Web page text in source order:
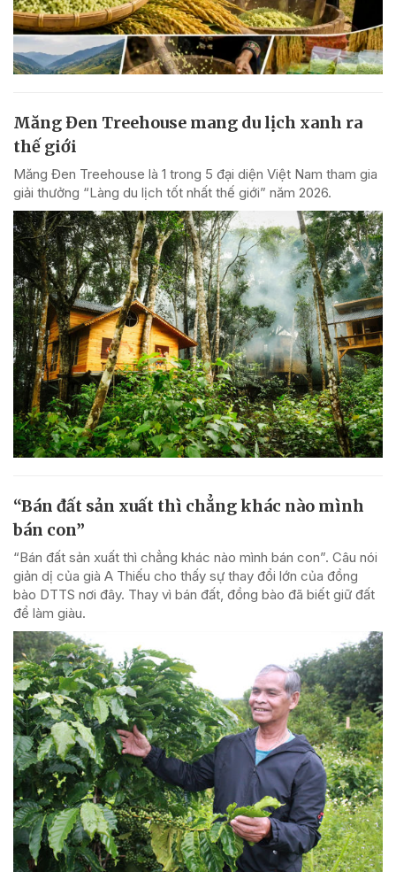
Măng Đen Treehouse mang du lịch xanh ra
thế giới
Măng Đen Treehouse là 1 trong 5 đại diện Việt Nam tham gia
giải thưởng “Làng du lịch tốt nhất thế giới” năm 2026.
“Bán đất sản xuất thì chẳng khác nào mình
bán con”
“Bán đất sản xuất thì chẳng khác nào mình bán con”. Câu nói
giản dị của già A Thiếu cho thấy sự thay đổi lớn của đồng
bào DTTS nơi đây. Thay vì bán đất, đồng bào đã biết giữ đất
để làm giàu.